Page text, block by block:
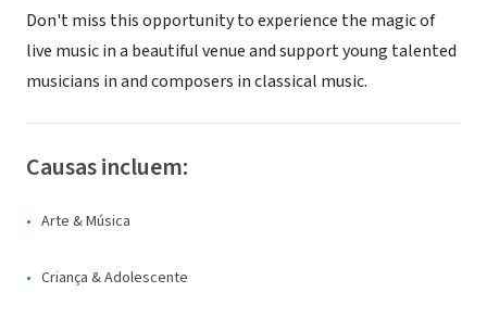
Don't miss this opportunity to experience the magic of
live music in a beautiful venue and support young talented
musicians in and composers in classical music.
Causas incluem:
Arte & Música
Criança & Adolescente